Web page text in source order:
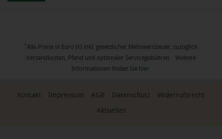
*Alle Preise in Euro (€) inkl. gesetzlicher Mehrwertsteuer, zuzüglich
Versandkosten, Pfand und optionaler Servicegebühren. Weitere
Informationen finden Sie hier.
Kontakt Impressum AGB Datenschutz
Widerrufsrecht
Aktuelles